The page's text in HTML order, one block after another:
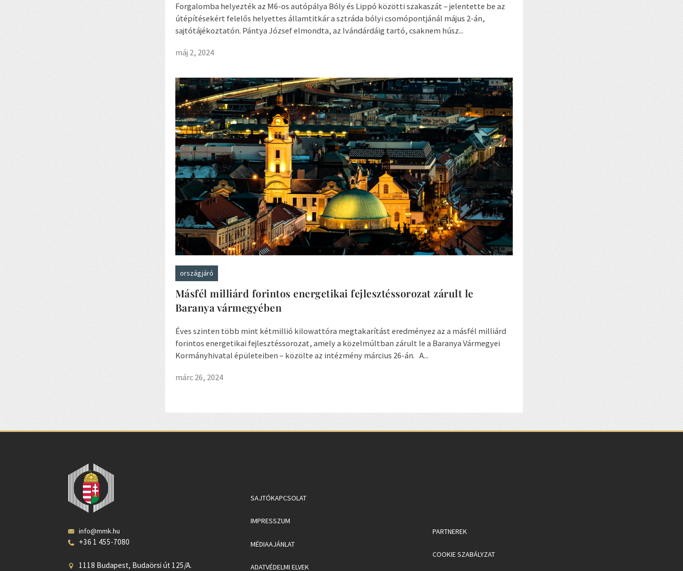
Forgalomba helyezték az M6-os autópálya Bóly és Lippó közötti szakaszát – jelentette be az
útépítésekért felelős helyettes államtitkár a sztráda bólyi csomópontjánál május 2-án,
sajtótájékoztatón. Pántya József elmondta, az Ivándárdáig tartó, csaknem húsz...
máj 2, 2024
országjáró
Másfél milliárd forintos energetikai fejlesztéssorozat zárult le
Baranya vármegyében
Éves szinten több mint kétmillió kilowattóra megtakarítást eredményez az a másfél milliárd
forintos energetikai fejlesztéssorozat, amely a közelmúltban zárult le a Baranya Vármegyei
Kormányhivatal épületeiben – közölte az intézmény március 26-án. A...
márc 26, 2024
info@mmk.hu
+36 1 455-7080
1118 Budapest, Budaörsi út 125/A.
SAJTÓKAPCSOLAT
IMPRESSZUM
MÉDIAAJÁNLAT
ADATVÉDELMI ELVEK
PARTNEREK
COOKIE SZABÁLYZAT